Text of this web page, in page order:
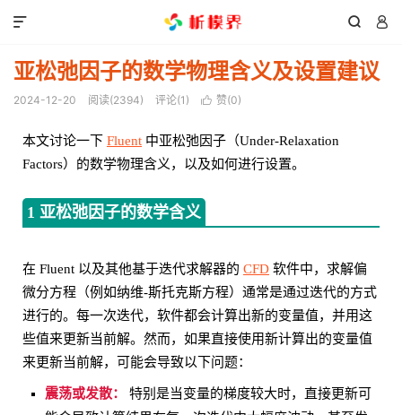
 

亚松弛因子的数学物理含义及设置建议
2024-12-20 阅读(2394) 评论(1)  赞(0)
本文讨论一下 Fluent 中亚松弛因子（Under-Relaxation
Factors）的数学物理含义，以及如何进行设置。
1 亚松弛因子的数学含义
在 Fluent 以及其他基于迭代求解器的 CFD 软件中，求解偏
微分方程（例如纳维-斯托克斯方程）通常是通过迭代的方式
进行的。每一次迭代，软件都会计算出新的变量值，并用这
些值来更新当前解。然而，如果直接使用新计算出的变量值
来更新当前解，可能会导致以下问题：
震荡或发散：
特别是当变量的梯度较大时，直接更新可